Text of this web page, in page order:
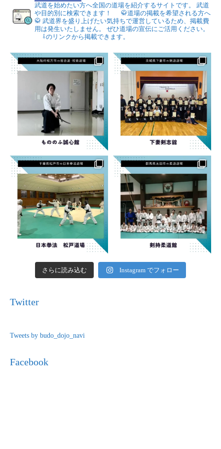
武道を始めたい方へ全国の道場を紹介するサイトです。
武道
や目的別に検索できます！
🥋道場の掲載を希望される方へ
🥋 武道界を盛り上げたい気持ちで運営しているため、掲載費
用は発生いたしません。
ぜひ道場の宣伝にご活用ください。
⇩のリンクから掲載できます。
さらに読み込む Instagram でフォロー
Twitter
Tweets by budo_dojo_navi
Facebook